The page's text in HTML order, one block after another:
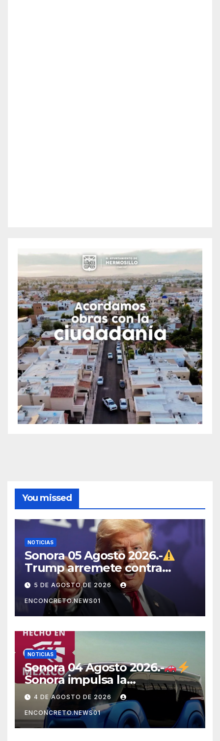
You missed
NOTICIAS
Sonora 05 Agosto 2026.-
Trump arremete contra
México, Canadá y otras
potencias por supuestos
abusos comerciales
5 DE AGOSTO DE 2026
ENCONCRETO.NEWS01
NOTICIAS
Sonora 04 Agosto 2026.-
Sonora impulsa la
electromovilidad con
«Beyond», un vehículo
eléctrico desarrollado junto
al ITH
4 DE AGOSTO DE 2026
ENCONCRETO.NEWS01